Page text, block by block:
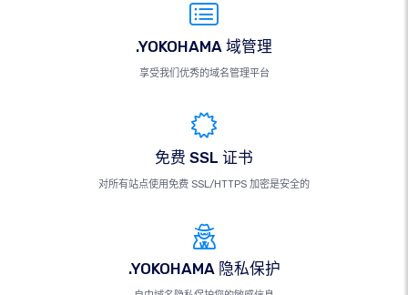
.YOKOHAMA 域管理
享受我们优秀的域名管理平台
免费 SSL 证书
对所有站点使用免费 SSL/HTTPS 加密是安全的
.YOKOHAMA 隐私保护